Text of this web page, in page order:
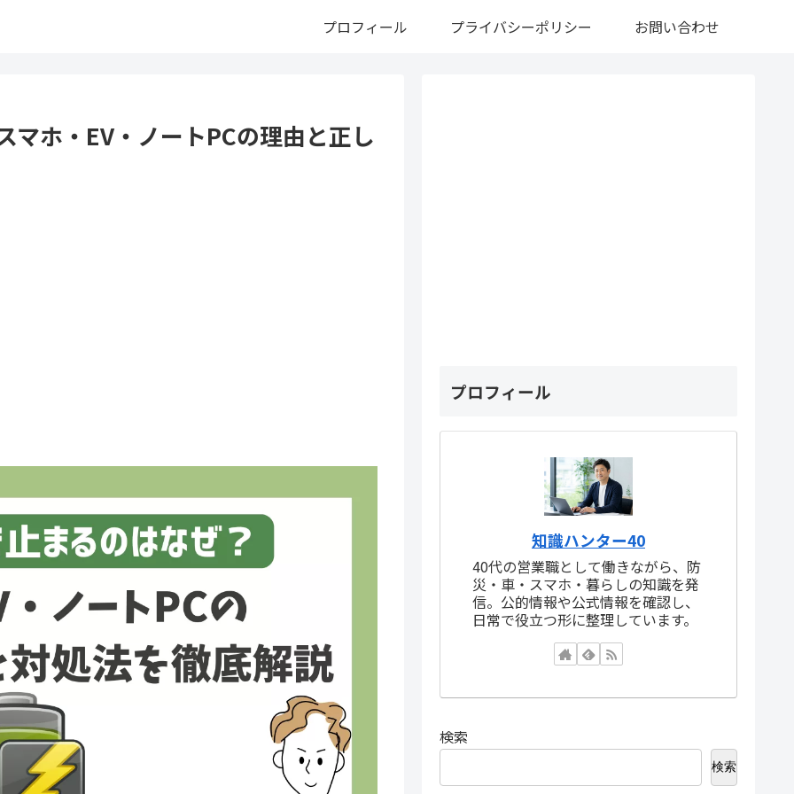
プロフィール プライバシーポリシー お問い合わせ
ホ・EV・ノートPCの理由と正し
プロフィール
知識ハンター40
40代の営業職として働きながら、防
災・車・スマホ・暮らしの知識を発
信。公的情報や公式情報を確認し、
日常で役立つ形に整理しています。
検索
検索